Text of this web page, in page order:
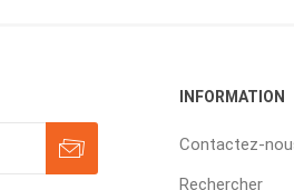
INFORMATION
Contactez-
Rechercher